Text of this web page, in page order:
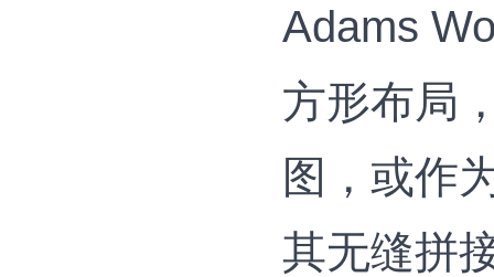
Adams
方形布局
图，或作
其无缝拼